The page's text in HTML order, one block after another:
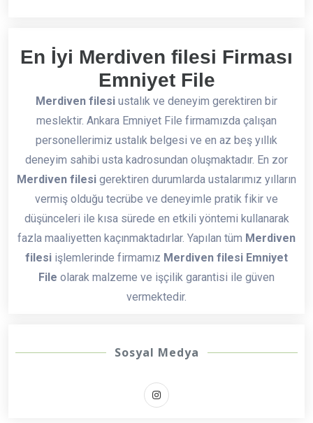
En İyi Merdiven filesi Firması
Emniyet File
Merdiven filesi ustalık ve deneyim gerektiren bir
meslektir. Ankara Emniyet File firmamızda çalışan
personellerimiz ustalık belgesi ve en az beş yıllık
deneyim sahibi usta kadrosundan oluşmaktadır. En zor
Merdiven filesi gerektiren durumlarda ustalarımız yılların
vermiş olduğu tecrübe ve deneyimle pratik fikir ve
düşünceleri ile kısa sürede en etkili yöntemi kullanarak
fazla maaliyetten kaçınmaktadırlar. Yapılan tüm Merdiven
filesi işlemlerinde firmamız Merdiven filesi Emniyet
File olarak malzeme ve işçilik garantisi ile güven
vermektedir.
Sosyal Medya